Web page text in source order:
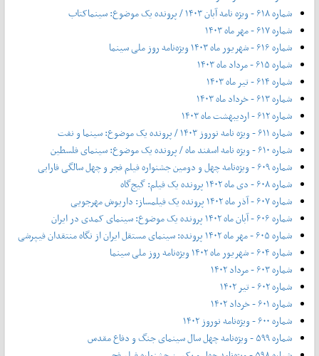
شماره ۶۱۸ - ویژه نامه آبان ۱۴۰۳ / پرونده یک موضوع: سینماکتاب
شماره ۶۱۷ - مهر ماه ۱۴۰۳
شماره ۶۱۶ - شهریور ماه ۱۴۰۳ ویژه‌نامه روز ملی سینما
شماره ۶۱۵ - مرداد ماه ۱۴۰۳
شماره ۶۱۴ - تیر ماه ۱۴۰۳
شماره ۶۱۳ - خرداد ماه ۱۴۰۳
شماره ۶۱۲ - اردیبهشت ماه ۱۴۰۳
شماره ۶۱۱ - ویژه نامه نوروز ۱۴۰۳ / پرونده یک موضوع: سینما و نفت
شماره ۶۱۰ - ویژه نامه اسفند ماه / پرونده یک موضوع: سینمای فلسطین
شماره ۶۰۹ - ویژه‌نامه چهل و دومین جشنواره فیلم فجر و چهل سالگی فارابی
شماره ۶۰۸ - دی ماه ۱۴۰۲ پرونده یک فیلم: گیج‌گاه
شماره ۶۰۷ - آذر ماه ۱۴۰۲ پرونده یک فیلمساز: داریوش مهرجویی
شماره ۶۰۶ - آبان ماه ۱۴۰۲ پرونده یک موضوع: سینمای کمدی در ایران
شماره ۶۰۵ - مهر ماه ۱۴۰۲ پرونده: سینمای مستقل ایران از نگاه منتقدان فیپرشی
شماره ۶۰۴ - شهریور ماه ۱۴۰۲ ویژه‌نامه روز ملی سینما
شماره ۶۰۳ - مرداد ۱۴۰۲
شماره ۶۰۲ - تیر ۱۴۰۲
شماره ۶۰۱ - خرداد ۱۴۰۲
شماره ۶۰۰ - ویژه‌نامه نوروز ۱۴۰۲
شماره ۵۹۹ - ویژه‌نامه چهل سال سینمای جنگ و دفاع مقدس